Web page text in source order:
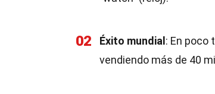
02 Éxito mundial : En poco
vendiendo más de 40